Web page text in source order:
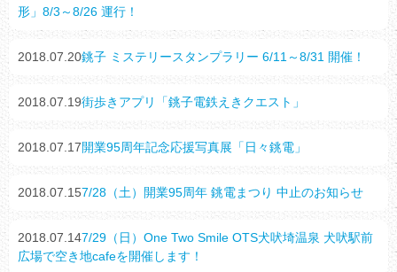
形」8/3～8/26 運行！
2018.07.20銚子 ミステリースタンプラリー 6/11～8/31 開催！
2018.07.19街歩きアプリ「銚子電鉄えきクエスト」
2018.07.17開業95周年記念応援写真展「日々銚電」
2018.07.157/28（土）開業95周年 銚電まつり 中止のお知らせ
2018.07.147/29（日）One Two Smile OTS犬吠埼温泉 犬吠駅前
広場で空き地cafeを開催します！